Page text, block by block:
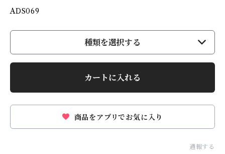
ADS069
種類を選択する
カートに入れる
商品をアプリでお気に入り
通報する